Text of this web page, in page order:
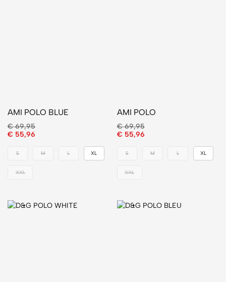
AMI POLO BLUE
€69,95
€ 55,96
S M L XL
XXL
AMI POLO
€69,95
€ 55,96
S M L XL
XXL